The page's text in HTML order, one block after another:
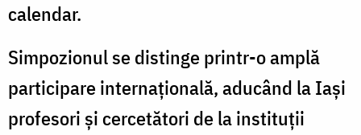
calendar.
Simpozionul se distinge printr-o amplă
participare internațională, aducând la Iași
profesori și cercetători de la instituții